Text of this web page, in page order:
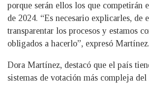
porque serán ellos los que competirán
de 2024. “Es necesario explicarles, de
transparentar los procesos y estamos
obligados a hacerlo”, expresó Martínez.
Dora Martínez, destacó que el país
sistemas de votación más compleja